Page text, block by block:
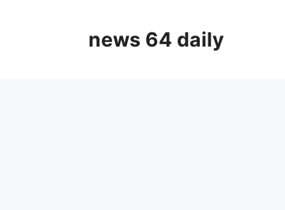
news 64 daily